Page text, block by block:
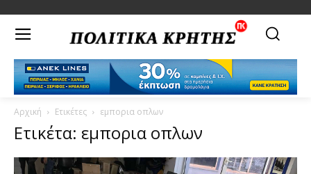
Αρχική Ετικέτες εμπορια οπλων
Ετικέτα: εμπορια οπλων